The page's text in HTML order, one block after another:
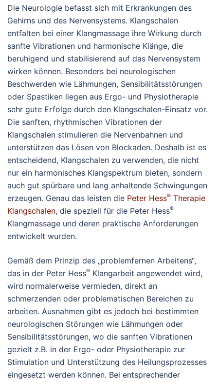
Die Neurologie befasst sich mit Erkrankungen des
Gehirns und des Nervensystems. Klangschalen
entfalten bei einer Klangmassage ihre Wirkung durch
sanfte Vibrationen und harmonische Klänge, die
beruhigend und stabilisierend auf das Nervensystem
wirken können. Besonders bei neurologischen
Beschwerden wie Lähmungen, Sensibilitätsstörungen
oder Spastiken liegen aus Ergo- und Physiotherapie
sehr gute Erfolge durch den Klangschalen-Einsatz vor.
Die sanften, rhythmischen Vibrationen der
Klangschalen stimulieren die Nervenbahnen und
unterstützen das Lösen von Blockaden. Deshalb ist es
entscheidend, Klangschalen zu verwenden, die nicht
nur ein harmonisches Klangspektrum bieten, sondern
auch gut spürbare und lang anhaltende Schwingungen
erzeugen. Genau das leisten die Peter Hess® Therapie
Klangschalen, die speziell für die Peter Hess®
Klangmassage und deren praktische Anforderungen
entwickelt wurden.
Gemäß dem Prinzip des „problemfernen Arbeitens“,
das in der Peter Hess® Klangarbeit angewendet wird,
wird normalerweise vermieden, direkt an
schmerzenden oder problematischen Bereichen zu
arbeiten. Ausnahmen gibt es jedoch bei bestimmten
neurologischen Störungen wie Lähmungen oder
Sensibilitätsstörungen, wo die sanften Vibrationen
gezielt z.B. in der Ergo- oder Physiotherapie zur
Stimulation und Unterstützung des Heilungsprozesses
eingesetzt werden können. Bei entsprechender